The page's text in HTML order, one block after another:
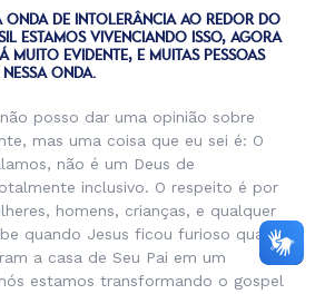
DE INTOLERÂNCIA AO REDOR DO
ESTAMOS VIVENCIANDO ISSO, AGORA
MUITO EVIDENTE, E MUITAS PESSOAS
NESSA ONDA.
posso dar uma opinião sobre
mas uma coisa que eu sei é: O
não é um Deus de
inclusivo. O respeito é por
homens, crianças, e qualquer
quando Jesus ficou furioso quando
a casa de Seu Pai em um
estamos transformando o gospel